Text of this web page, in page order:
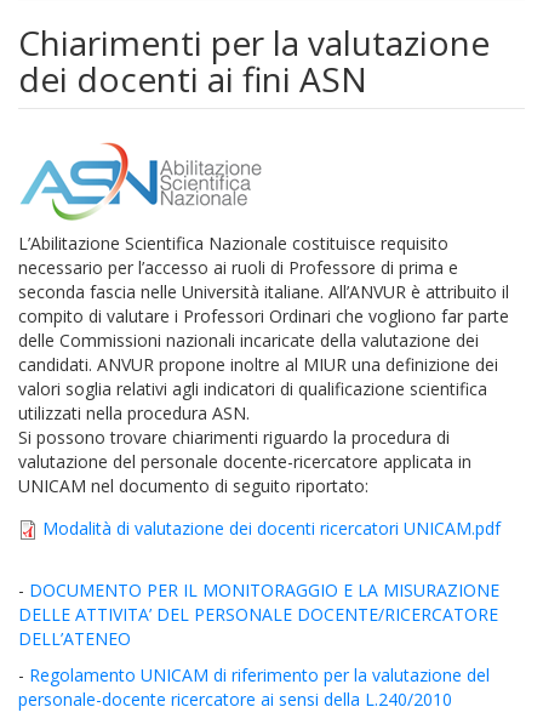
Chiarimenti per la valutazione
dei docenti ai fini ASN
L’Abilitazione Scientifica Nazionale costituisce requisito
necessario per l’accesso ai ruoli di Professore di prima e
seconda fascia nelle Università italiane. All’ANVUR è attribuito il
compito di valutare i Professori Ordinari che vogliono far parte
delle Commissioni nazionali incaricate della valutazione dei
candidati. ANVUR propone inoltre al MIUR una definizione dei
valori soglia relativi agli indicatori di qualificazione scientifica
utilizzati nella procedura ASN.
Si possono trovare chiarimenti riguardo la procedura di
valutazione del personale docente-ricercatore applicata in
UNICAM nel documento di seguito riportato:
Modalità
valutazione
dei
docenti
ricercatori
Modalità di valutazione dei docenti ricercatori UNICAM.pdf
- DOCUMENTO PER IL MONITORAGGIO E LA MISURAZIONE
DELLE ATTIVITA’ DEL PERSONALE DOCENTE/RICERCATORE
DELL’ATENEO
- Regolamento UNICAM di riferimento per la valutazione del
personale-docente ricercatore ai sensi della L.240/2010